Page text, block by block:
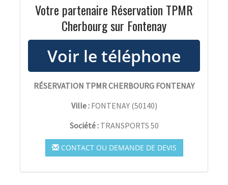
Votre partenaire Réservation TPMR
Cherbourg sur Fontenay
RÉSERVATION TPMR CHERBOURG FONTENAY
Ville : FONTENAY(50140)
Société : TRANSPORTS 50
CONTACT OU DEMANDE DE DEVIS